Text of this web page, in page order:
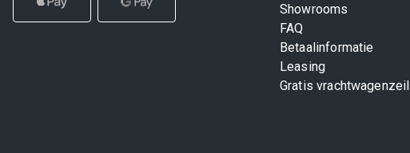
Showrooms
FAQ
Betaalinformatie
Leasing
Gratis vrachtwagenzeil